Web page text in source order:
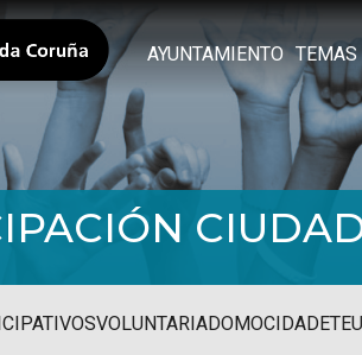
AYUNTAMIENTO TEMAS
VOLUNTARIADOMOCIDADE